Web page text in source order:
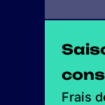
Frais